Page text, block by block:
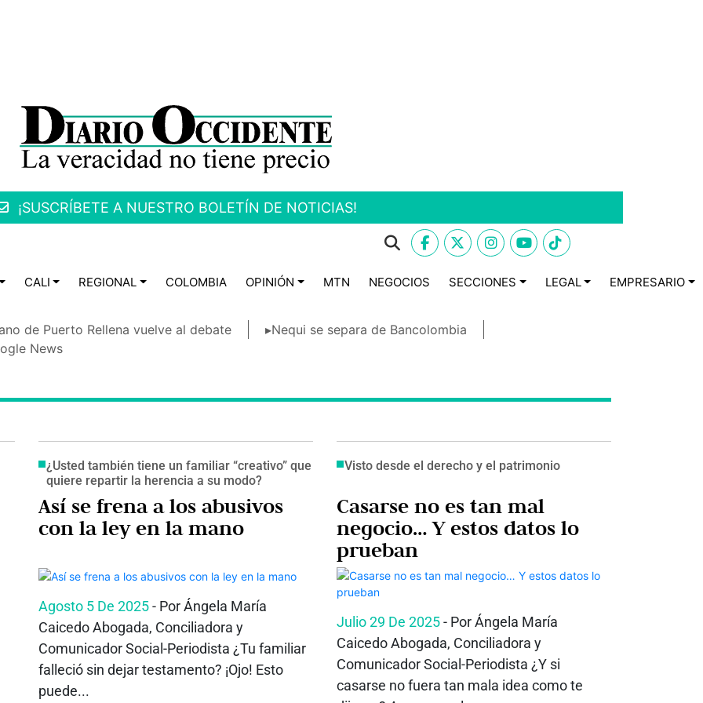
¡SUSCRÍBETE A NUESTRO BOLETÍN DE NOTICIAS!
CALI REGIONAL COLOMBIA OPINIÓN MTN NEGOCIOS SECCIONES LEGAL EMPRESARIO
de Puerto Rellena vuelve al debate
▸Nequi se separa de Bancolombia
News
¿Usted también tiene un familiar “creativo” que
quiere repartir la herencia a su modo?
Así se frena a los abusivos
con la ley en la mano
Agosto 5 De 2025- Por Ángela María
Caicedo Abogada, Conciliadora y
Comunicador Social-Periodista ¿Tu familiar
falleció sin dejar testamento? ¡Ojo! Esto
puede...
Visto desde el derecho y el patrimonio
Casarse no es tan mal
negocio… Y estos datos lo
prueban
Julio 29 De 2025- Por Ángela María
Caicedo Abogada, Conciliadora y
Comunicador Social-Periodista ¿Y si
casarse no fuera tan mala idea como te